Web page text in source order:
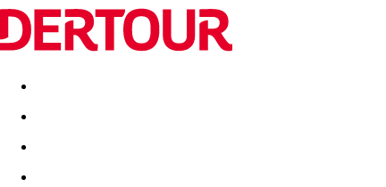
Destinatii Vacanta perfecta OFERTE DE NERATAT